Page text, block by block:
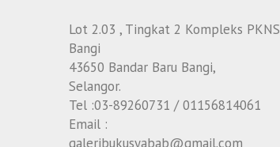
Lot 2.03 , Tingkat 2 Kompleks PKNS
Bangi
43650 Bandar Baru Bangi,
Selangor.
Tel :03-89260731 / 01156814061
Email :
galeribukusyabab@gmail.com